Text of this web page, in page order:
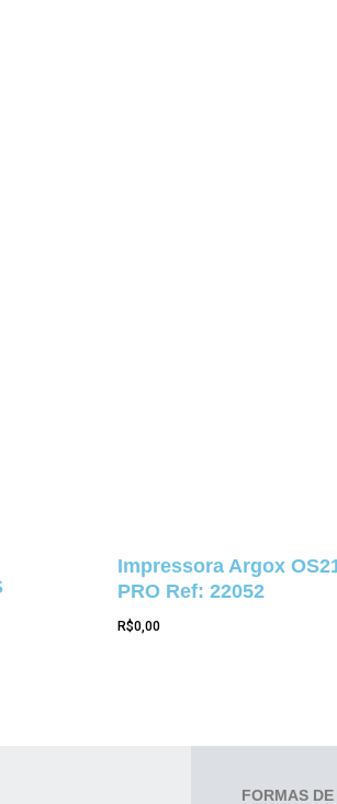
Impressora Argox
PRO Ref: 22052
R$0,00
FORMAS